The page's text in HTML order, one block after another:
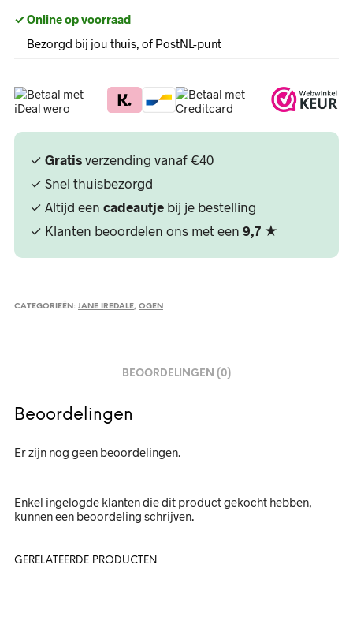
✓ Online op voorraad
Bezorgd bij jou thuis, of PostNL-punt
✓ Gratis verzending vanaf €40
✓ Snel thuisbezorgd
✓ Altijd een cadeautje bij je bestelling
✓ Klanten beoordelen ons met een 9,7 ★
CATEGORIEËN: JANE IREDALE, OGEN
BEOORDELINGEN (0)
Beoordelingen
Er zijn nog geen beoordelingen.
Enkel ingelogde klanten die dit product gekocht hebben,
kunnen een beoordeling schrijven.
GERELATEERDE PRODUCTEN